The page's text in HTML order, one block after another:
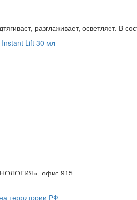
разглаживает, осветляет. В
Instant Lift 30 мл
офис 915